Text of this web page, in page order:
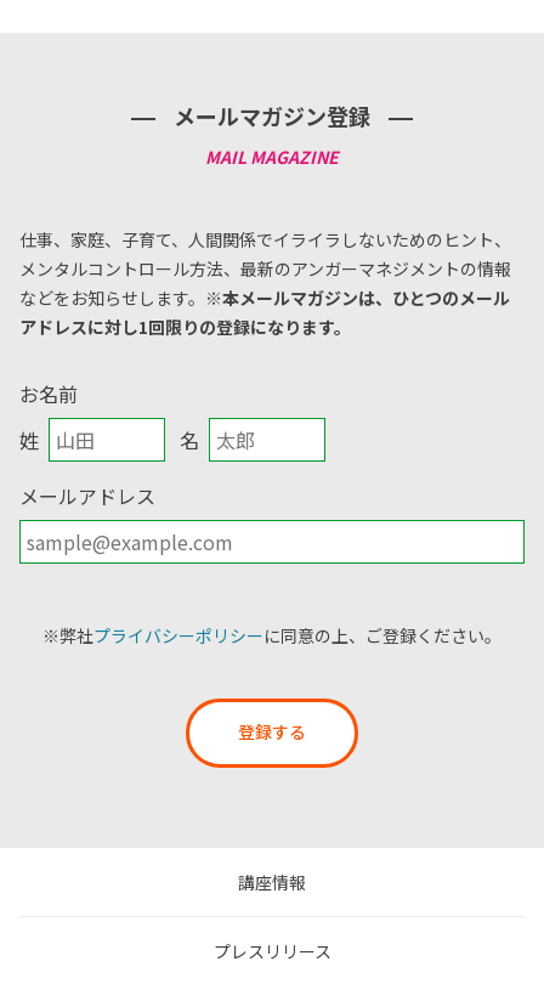
メールマガジン登録
仕事、家庭、子育て、人間関係でイライラしないためのヒント、
メンタルコントロール方法、 最新のアンガーマネジメントの情報
などをお知らせします。 ※本メールマガジンは、ひとつのメール
アドレスに対し1回限りの登録になります。
お名前
姓
名
メールアドレス
※弊社プライバシーポリシーに同意の上、ご登録ください。
登録する
講座情報
プレスリリース